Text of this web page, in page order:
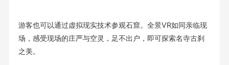
游客也可以通过虚拟现实技术参观石窟。全景VR如同亲临现
场，感受现场的庄严与空灵，足不出户，即可探索名寺古刹
之美。